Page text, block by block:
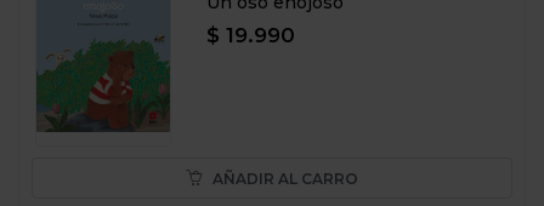
$ 19.990
AÑADIR AL CARRO